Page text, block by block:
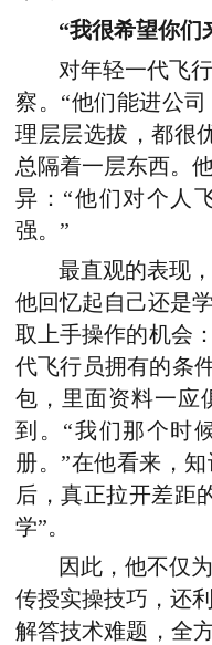
“我很希望你们
对年轻一代飞
察。“他们能进公
理层层选拔，都很
总隔着一层东西。
异：“他们对个人
强。”
最直观的表现
他回忆起自己还是
取上手操作的机会
代飞行员拥有的条
包，里面资料一应
到。“我们那个时
册。”在他看来，
后，真正拉开差距
学”。
因此，他不仅
传授实操技巧，还
解答技术难题，全